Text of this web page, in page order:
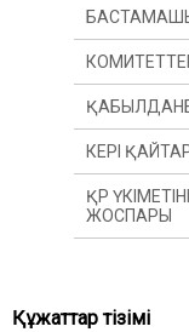
Құжаттар тізімі
ӨТКЕН
ӨТКЕН
ҮКІМЕТ
ЖӘНЕ
ҚАРЖЫ
ЖӘНЕ
ДАМЫТУ
КЕРІ
ҚР
ЖОСПАРЫ